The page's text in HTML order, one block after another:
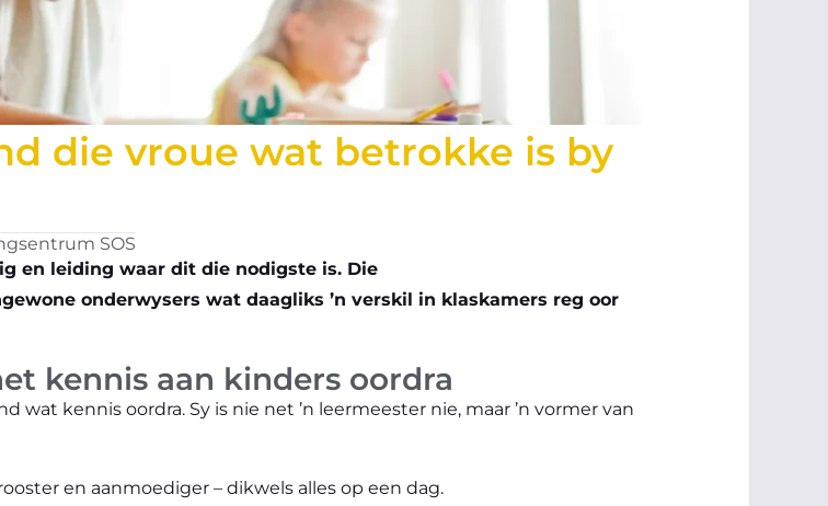
die vroue wat betrokke is by
SOS
en leiding waar dit die nodigste is. Die
onderwysers wat daagliks ’n verskil in klaskamers reg oor
kennis aan kinders oordra
wat kennis oordra. Sy is nie net ’n leermeester nie, maar ’n vormer van
en aanmoediger – dikwels alles op een dag.